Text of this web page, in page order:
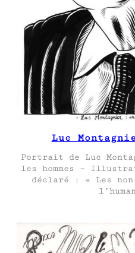
Luc
Portrait de Luc
les hommes –
déclaré : « Les